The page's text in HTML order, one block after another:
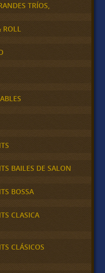
TRÍOS,
ROLL
BAILES DE SALON
BOSSA
CLASICA
CLÁSICOS